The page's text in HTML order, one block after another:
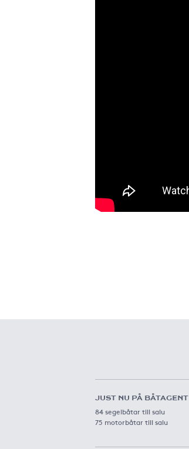
JUST NU PÅ BÅTAGENT
84 segelbåtar till salu
75 motorbåtar till salu